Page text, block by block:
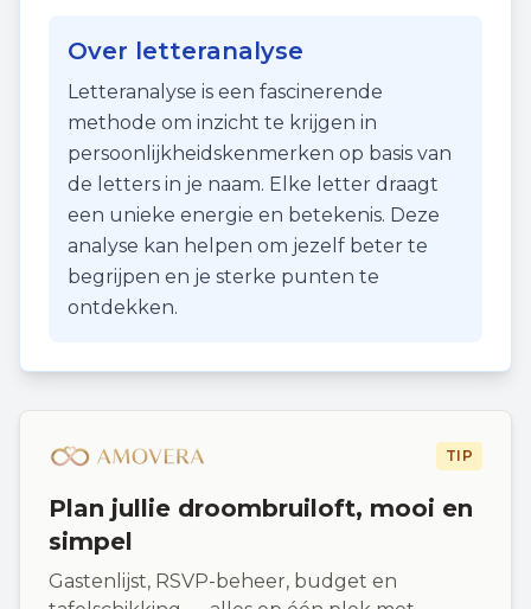
Over letteranalyse
Letteranalyse is een fascinerende
methode om inzicht te krijgen in
persoonlijkheidskenmerken op basis van
de letters in je naam. Elke letter draagt
een unieke energie en betekenis. Deze
analyse kan helpen om jezelf beter te
begrijpen en je sterke punten te
ontdekken.
TIP
Plan jullie droombruiloft, mooi en
simpel
Gastenlijst, RSVP-beheer, budget en